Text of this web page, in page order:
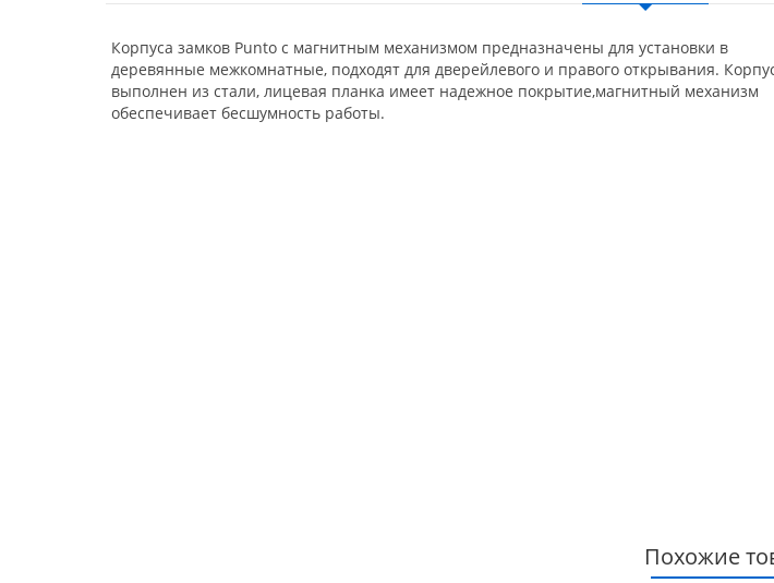
Корпуса замков Punto c магнитным механизмом предназначены для установки в
деревянные межкомнатные, подходят для дверейлевого и правого открывания.
выполнен из стали, лицевая планка имеет надежное покрытие,магнитный механизм
обеспечивает бесшумность работы.
Похожие